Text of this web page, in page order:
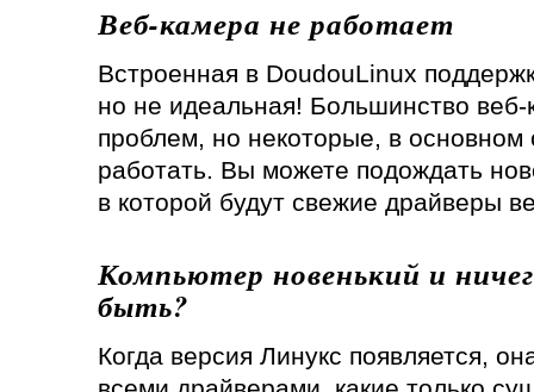
Веб-камера не работает
Встроенная в DoudouLinux
но не идеальная! Большинство веб-
проблем, но некоторые, в
работать. Вы можете подождать
в которой будут свежие драйверы
Компьютер новенький и
быть?
Когда версия Линукс появляется,